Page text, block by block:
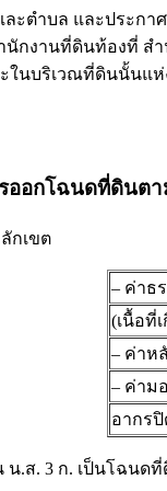
ะตำบล และประกา
กงานที่ดินท้องที่ ส
นบริเวณที่ดินนั้นแ
ออกโฉนดที่ดินต
กเขต
– ค่าธ
(เนื้อที่
– ค่าห
– ค่าม
อากร
.ส. 3 ก. เป็นโฉนด